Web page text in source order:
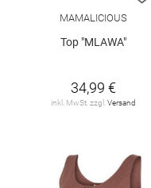
MAMALICIOUS
Top "MLAWA"
34,99 €
inkl. MwSt. zzgl.Versand